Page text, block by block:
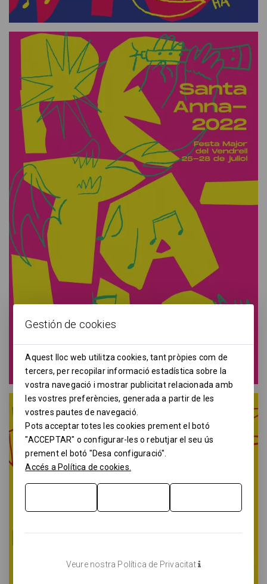
Gestión de cookies
Aquest lloc web utilitza cookies, tant pròpies com de
tercers, per recopilar informació estadística sobre la
vostra navegació i mostrar publicitat relacionada amb
les vostres preferències, generada a partir de les
vostres pautes de navegació.
Pots acceptar totes les cookies prement el botó
"ACCEPTAR" o configurar-les o rebutjar el seu ús
prement el botó "Desa configuració".
Accés a Política de cookies.
Veure nostra Política de Privacitat